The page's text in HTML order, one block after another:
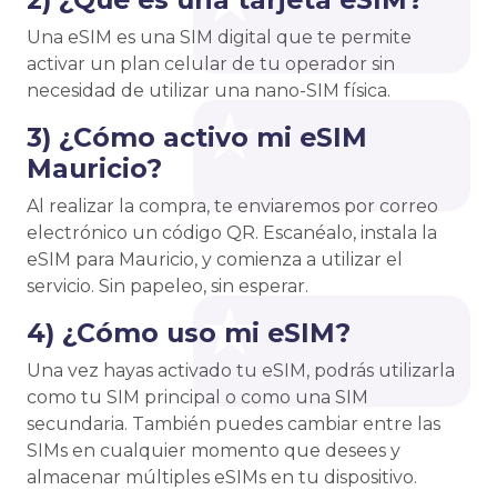
Una eSIM es una SIM digital que te permite
activar un plan celular de tu operador sin
necesidad de utilizar una nano-SIM física.
3) ¿Cómo activo mi eSIM
Mauricio?
Al realizar la compra, te enviaremos por correo
electrónico un código QR. Escanéalo, instala la
eSIM para Mauricio, y comienza a utilizar el
servicio. Sin papeleo, sin esperar.
4) ¿Cómo uso mi eSIM?
Una vez hayas activado tu eSIM, podrás utilizarla
como tu SIM principal o como una SIM
secundaria. También puedes cambiar entre las
SIMs en cualquier momento que desees y
almacenar múltiples eSIMs en tu dispositivo.